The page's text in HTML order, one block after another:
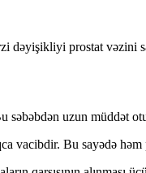
dəyişikliyi prostat
səbəbdən uzun müddət
vacibdir. Bu sayədə